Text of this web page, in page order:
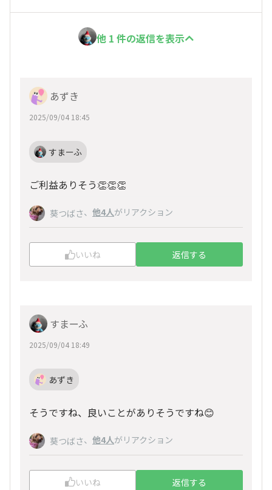
他 1 件の返信を表示
あずき
2025/09/04 18:45
すまーふ
ご利益ありそう👏👏👏
葵つばさ、 他4人がリアクション
いいね 返信する
すまーふ
2025/09/04 18:49
あずき
そうですね、良いことがありそうですね😊
葵つばさ、 他4人がリアクション
いいね 返信する